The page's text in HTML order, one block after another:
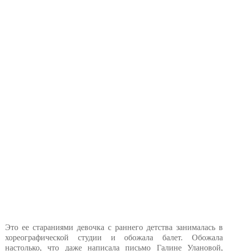
Это ее стараниями девочка с раннего детства занималась в
хореографической студии и обожала балет. Обожала
настолько, что даже написала письмо Галине Улановой,